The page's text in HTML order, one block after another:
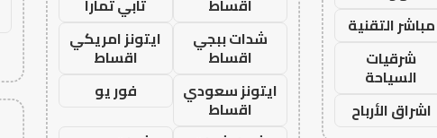
مباشر التقنية
شرقيات
السياحة
اشراق الأرباح
شدات ببجي
اقساط
ايتونز امريكي
اقساط
ايتونز سعودي
اقساط
فور يو